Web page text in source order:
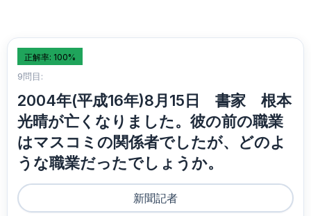
正解率: 100%
9問目:
2004年(平成16年)8月15日 書家 根本
光晴が亡くなりました。彼の前の職業
はマスコミの関係者でしたが、どのよ
うな職業だったでしょうか。
新聞記者